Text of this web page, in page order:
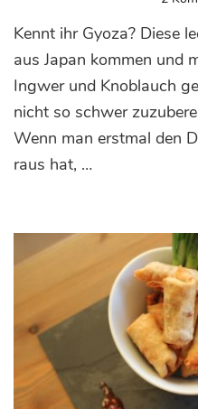
Kennt ihr Gyoza? Diese
aus Japan kommen und
Ingwer und Knoblauch
nicht so schwer
Wenn man erstmal den
raus hat, …